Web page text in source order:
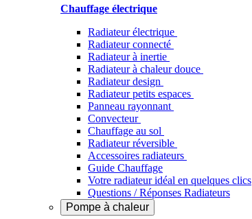
Chauffage électrique
Radiateur électrique
Radiateur connecté
Radiateur à inertie
Radiateur à chaleur douce
Radiateur design
Radiateur petits espaces
Panneau rayonnant
Convecteur
Chauffage au sol
Radiateur réversible
Accessoires radiateurs
Guide Chauffage
Votre radiateur idéal en quelques clics
Questions / Réponses Radiateurs
Pompe à chaleur